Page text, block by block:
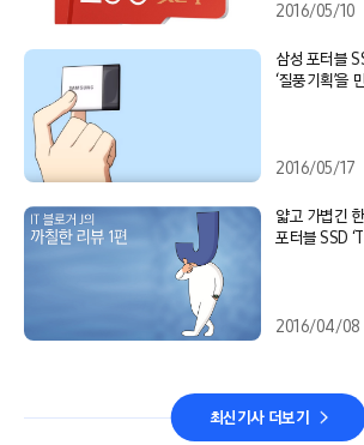
2016/05/10
삼성 포터블
‘질풍기획’을
2016/05/17
얇고 가볍긴
포터블 SSD
2016/04/08
최신기사 더보기